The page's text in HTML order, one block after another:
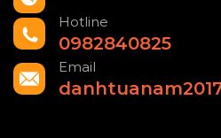
Hotline
0982840825
Email